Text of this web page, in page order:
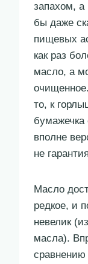
запахом, а
бы даже
пищевых
как раз
масло, а
то, к
вполне
не
Масло
редкое, и
невелик
масла).